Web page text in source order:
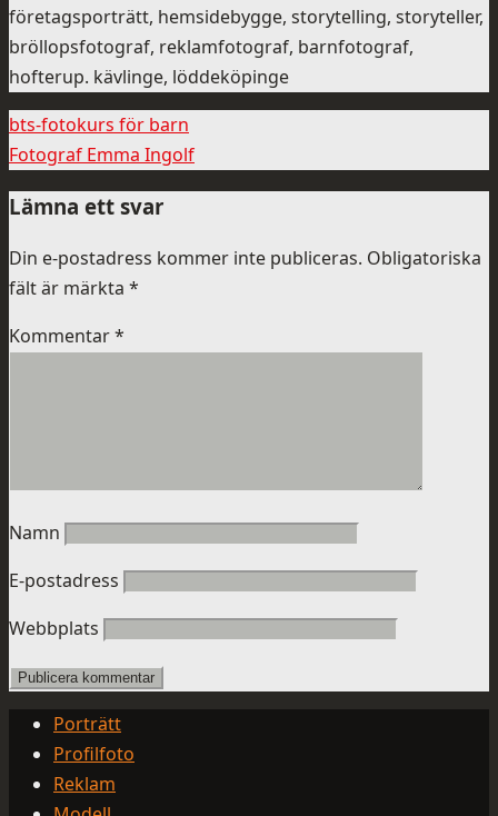
företagsporträtt, hemsidebygge, storytelling, storyteller,
bröllopsfotograf, reklamfotograf, barnfotograf,
hofterup. kävlinge, löddeköpinge
bts-fotokurs för barn
Fotograf Emma Ingolf
Lämna ett svar
Din e-postadress kommer inte publiceras. Obligatoriska
fält är märkta *
Kommentar*
Namn
E-postadress
Webbplats
Porträtt
Profilfoto
Reklam